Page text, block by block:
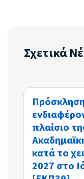
Σχετικά
πλαίσιο
κατά το
2027 στο